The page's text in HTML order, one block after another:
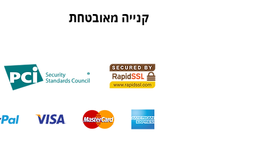
קנייה מאובטחת